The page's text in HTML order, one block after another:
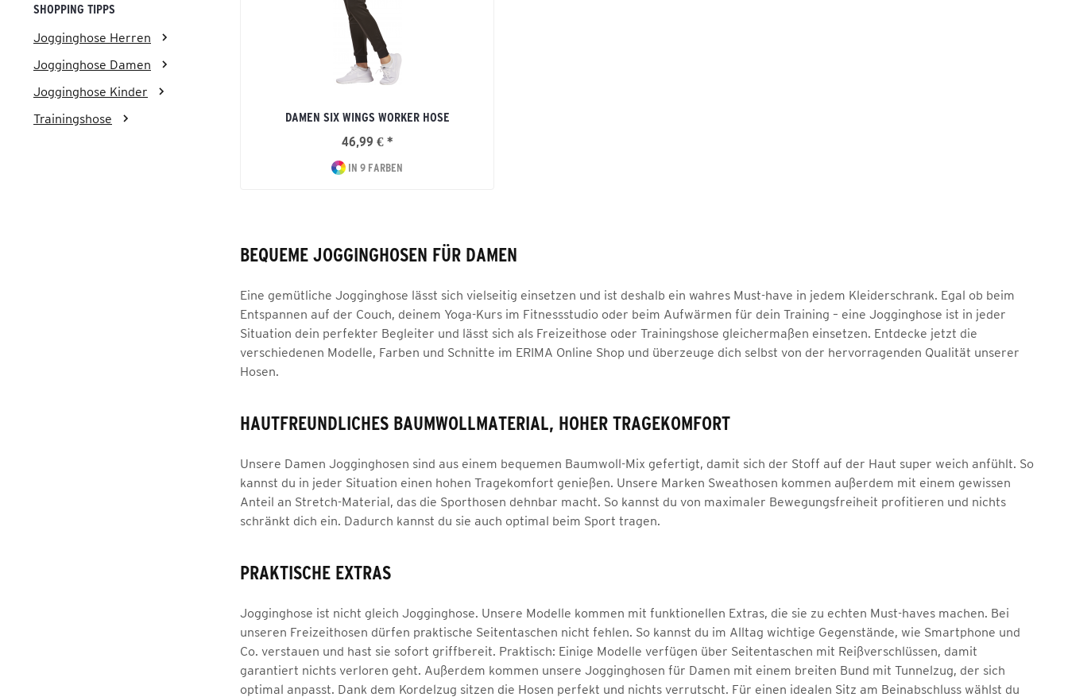
SHOPPING TIPPS
Jogginghose Herren
Jogginghose Damen
Jogginghose Kinder
Trainingshose
DAMEN SIX WINGS WORKER HOSE
46,99 € *
IN 9 FARBEN
BEQUEME JOGGINGHOSEN FÜR DAMEN
Eine gemütliche Jogginghose lässt sich vielseitig einsetzen und ist deshalb ein wahres Must-have in jedem Kleiderschrank. Egal ob beim
Entspannen auf der Couch, deinem Yoga-Kurs im Fitnessstudio oder beim Aufwärmen für dein Training – eine Jogginghose ist in jeder
Situation dein perfekter Begleiter und lässt sich als Freizeithose oder Trainingshose gleichermaßen einsetzen. Entdecke jetzt die
verschiedenen Modelle, Farben und Schnitte im ERIMA Online Shop und überzeuge dich selbst von der hervorragenden Qualität unserer
Hosen.
HAUTFREUNDLICHES BAUMWOLLMATERIAL, HOHER TRAGEKOMFORT
Unsere Damen Jogginghosen sind aus einem bequemen Baumwoll-Mix gefertigt, damit sich der Stoff auf der Haut super weich anfühlt. So
kannst du in jeder Situation einen hohen Tragekomfort genießen. Unsere Marken Sweathosen kommen außerdem mit einem gewissen
Anteil an Stretch-Material, das die Sporthosen dehnbar macht. So kannst du von maximaler Bewegungsfreiheit profitieren und nichts
schränkt dich ein. Dadurch kannst du sie auch optimal beim Sport tragen.
PRAKTISCHE EXTRAS
Jogginghose ist nicht gleich Jogginghose. Unsere Modelle kommen mit funktionellen Extras, die sie zu echten Must-haves machen. Bei
unseren Freizeithosen dürfen praktische Seitentaschen nicht fehlen. So kannst du im Alltag wichtige Gegenstände, wie Smartphone und
Co. verstauen und hast sie sofort griffbereit. Praktisch: Einige Modelle verfügen über Seitentaschen mit Reißverschlüssen, damit
garantiert nichts verloren geht. Außerdem kommen unsere Jogginghosen für Damen mit einem breiten Bund mit Tunnelzug, der sich
optimal anpasst. Dank dem Kordelzug sitzen die Hosen perfekt und nichts verrutscht. Für einen idealen Sitz am Beinabschluss wählst du